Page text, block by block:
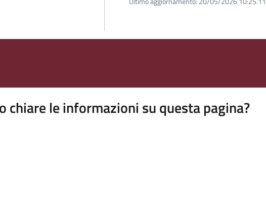
chiare le informazioni su questa pagina?